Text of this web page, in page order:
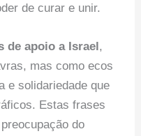
de curar e unir.
de apoio a Israel,
mas como ecos
e solidariedade que
Estas frases
do